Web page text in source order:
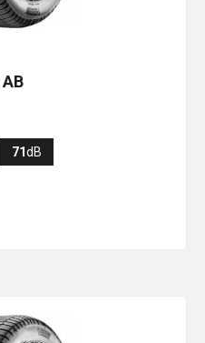
AB
71dB